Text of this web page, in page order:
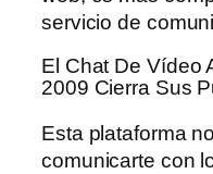
servicio de
El Chat De Vídeo
2009 Cierra Sus
Esta plataforma
comunicarte con